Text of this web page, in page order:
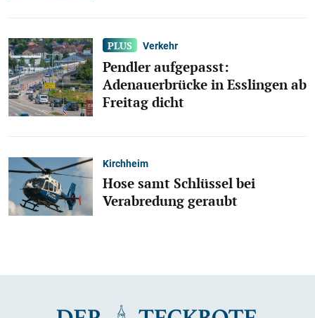
Verkehr
Pendler aufgepasst:
Adenauerbrücke in Esslingen ab
Freitag dicht
Kirchheim
Hose samt Schlüssel bei
Verabredung geraubt